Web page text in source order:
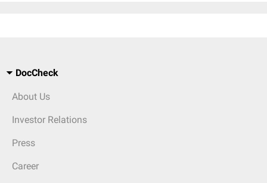
DocCheck
About Us
Investor Relations
Press
Career